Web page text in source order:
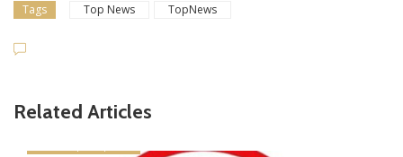
Tags Top News TopNews
Related Articles